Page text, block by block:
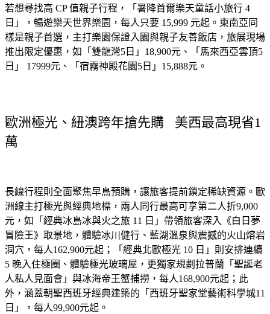
若想尋找高 CP 值親子行程，「暑降首爾樂天童話小旅行 4
日」，暢遊樂天世界樂園，每人只要 15,999 元起。東南亞同
樣是親子首選，主打樂園保證入園與親子友善飯店，旅展現場
推出限定優惠，如「雙龍灣5日」18,900元、「馬來西亞雲頂5
日」 17999元、「宿霧神殿花園5日」15,888元。
歐洲極光、紐澳跨年搶先購   美西最高現省1
萬
長線行程則全面聚焦早鳥預購，讓旅客提前鎖定稀缺資源。歐
洲線主打極光與經典地標，兩人同行最高可享第二人折9,000
元，如「經典冰島冰與火之旅 11 日」帶領旅客深入《白日夢
冒險王》取景地，體驗冰川健行、藍湖溫泉與震撼的火山熔岩
洞穴，每人162,900元起；「經典北歐極光 10 日」則安排連續
5 晚入住極圈、體驗極光玻璃屋，更獨家規劃拉普蘭「聖誕老
人私人見面會」與冰海帝王蟹捕撈，每人168,900元起；此
外，涵蓋朝聖西班牙經典建築的「西班牙聖家堂藝術科學城11
日」，每人99,900元起。